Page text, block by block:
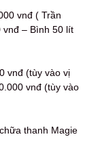
vnđ ( Trần
vnđ – Bình 50 lít
vnđ (tùy vào vị
vnđ (tùy vào
thanh Magie